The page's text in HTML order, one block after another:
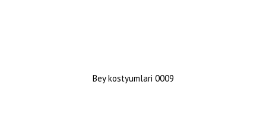
Bey kostyumlari 0009